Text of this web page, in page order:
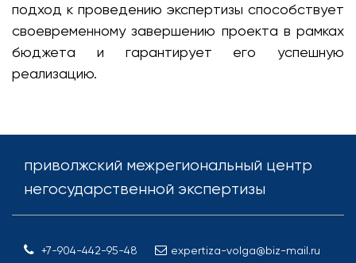
подход к проведению экспертизы способствует
своевременному завершению проекта в рамках
бюджета и гарантирует его успешную
реализацию.
приволжский межрегиональный центр
негосударственной экспертизы
+7-904-442-95-48 expertiza-volga@biz-mail.ru